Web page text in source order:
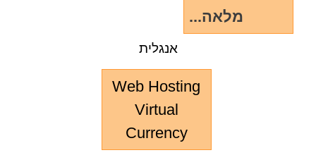
מלאה...
אנגלית
Web Hosting
Virtual
Currency